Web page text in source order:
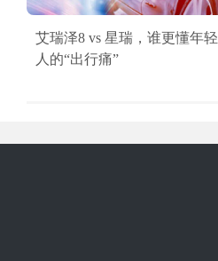
艾瑞泽8 vs 星瑞，谁更懂年轻
人的“出行痛”